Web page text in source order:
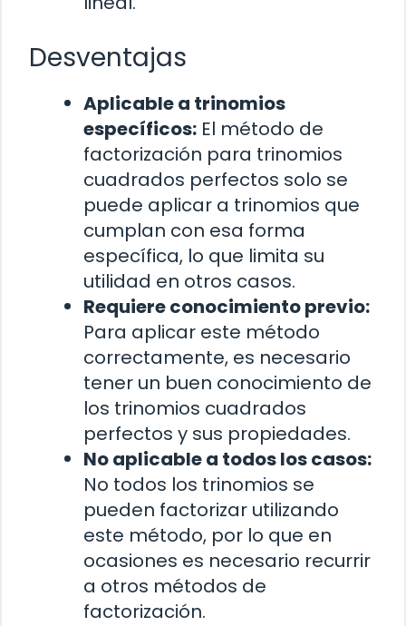
Desventajas
Aplicable a trinomios
específicos: El método de
factorización para trinomios
cuadrados perfectos solo se
puede aplicar a trinomios que
cumplan con esa forma
específica, lo que limita su
utilidad en otros casos.
Requiere conocimiento previo:
Para aplicar este método
correctamente, es necesario
tener un buen conocimiento de
los trinomios cuadrados
perfectos y sus propiedades.
No aplicable a todos los casos:
No todos los trinomios se
pueden factorizar utilizando
este método, por lo que en
ocasiones es necesario recurrir
a otros métodos de
factorización.